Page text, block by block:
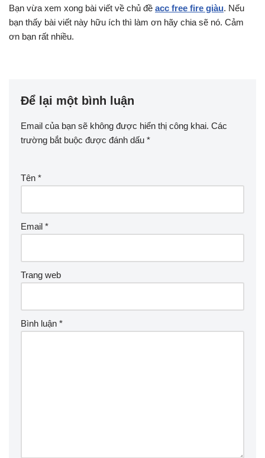
Bạn vừa xem xong bài viết về chủ đề acc free fire giàu. Nếu
bạn thấy bài viết này hữu ích thì làm ơn hãy chia sẽ nó. Cảm
ơn bạn rất nhiều.
Để lại một bình luận
Email của bạn sẽ không được hiển thị công khai. Các
trường bắt buộc được đánh dấu *
Tên *
Email *
Trang web
Bình luận *